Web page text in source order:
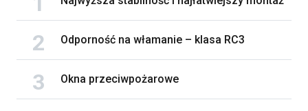
Odporność na włamanie – klasa RC3
Okna przeciwpożarowe